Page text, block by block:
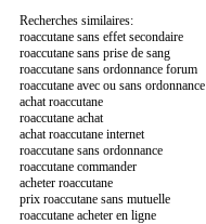
Recherches similaires:
roaccutane sans effet secondaire
roaccutane sans prise de sang
roaccutane sans ordonnance forum
roaccutane avec ou sans ordonnance
achat roaccutane
roaccutane achat
achat roaccutane internet
roaccutane sans ordonnance
roaccutane commander
acheter roaccutane
prix roaccutane sans mutuelle
roaccutane acheter en ligne